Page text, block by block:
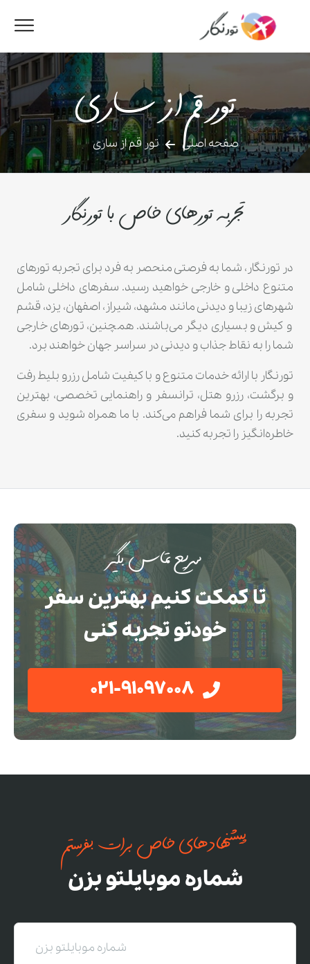
تور قم از ساری
صفحه اصلی تور قم از ساری
تجربه تورهای خاص با تورنگار
در تورنگار، شما به فرصتی منحصر به فرد برای تجربه تورهای
متنوع داخلی و خارجی خواهید رسید. سفرهای داخلی شامل
شهرهای زیبا و دیدنی مانند مشهد، شیراز، اصفهان، یزد، قشم
و کیش و بسیاری دیگر می‌باشند. همچنین، تورهای خارجی
شما را به نقاط جذاب و دیدنی در سراسر جهان خواهند برد.
تورنگار با ارائه خدمات متنوع و با کیفیت شامل رزرو بلیط رفت
و برگشت، رزرو هتل، ترانسفر و راهنمایی تخصصی، بهترین
تجربه را برای شما فراهم می‌کند. با ما همراه شوید و سفری
خاطره‌انگیز را تجربه کنید.
سریع تماس بگیر
تا کمکت کنیم بهترین سفر
خودتو تجربه کنی
021-91097008
پیشنهادهای خاص برات بفرستم
شماره موبایلتو بزن